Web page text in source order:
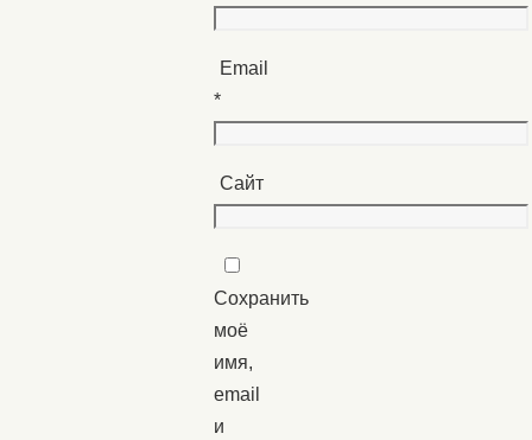
Email
*
Сайт
Сохранить
моё
имя,
email
и